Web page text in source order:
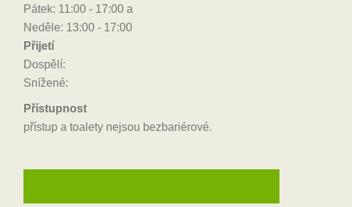
Pátek: 11:00 - 17:00 a
Neděle: 13:00 - 17:00
Přijetí
Dospělí:
Snížené:
Přístupnost
přístup a toalety nejsou bezbariérové.